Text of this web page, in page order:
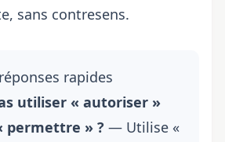
sans contresens.
rapides
utiliser « autoriser »
permettre » ? — Utilise «